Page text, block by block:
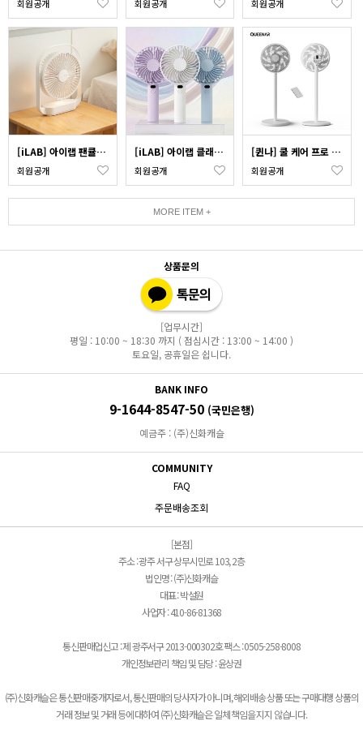
회원공개 회원공개 회원공개
[iLAB] 아이랩 팬큘레이터 무드등 탁상용 선풍기 iLAB-WFL
회원공개
[iLAB] 아이랩 클래식 LED 팬_색상 택1
회원공개
[퀸나] 쿨 케어 프로 에어 서큘레이터 SFD-150W
회원공개
MORE ITEM +
상품문의
[업무시간]
평일 : 10:00 ~ 18:30 까지 ( 점심시간 : 13:00 ~ 14:00 )
토요일, 공휴일은 쉽니다.
BANK INFO
9-1644-8547-50 (국민은행)
예금주 : (주)신화캐슬
COMMUNITY
FAQ
주문배송조회
[본점]
주소 : 광주 서구 상무시민로 103, 2층
법인명 : (주)신화캐슬
대표 : 박설원
사업자 : 410-86-81368
통신판매업신고 : 제 광주서구 2013-000302호 팩스 : 0505-258-8008
개인정보관리 책임 및 담당 : 윤상권
(주)신화캐슬은 통신판매중개자로서, 통신판매의 당사자가 아니며, 해외배송 상품 또는 구매대행 상품의
거래 정보 및 거래 등에 대하여 (주)신화캐슬은 일체 책임을 지지 않습니다.